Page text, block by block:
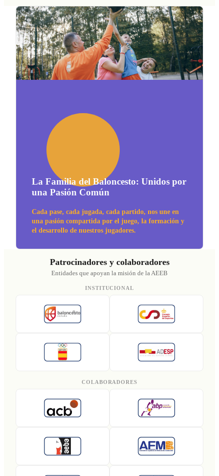
La Familia del Baloncesto: Unidos por
una Pasión Común
Cada pase, cada jugada, cada partido, nos une en
una pasión compartida por el juego, la formación y
el desarrollo de nuestros jugadores.
Patrocinadores y colaboradores
Entidades que apoyan la misión de la AEEB
INSTITUCIONAL
COLABORADORES